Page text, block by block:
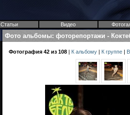
Статьи Видео
Фото альбомы: фоторепортажи -
Фотография 42 из 108 | К альбому | К группе |